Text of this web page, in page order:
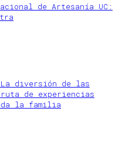
de Artesanía UC:
diversión de las
de experiencias
la familia